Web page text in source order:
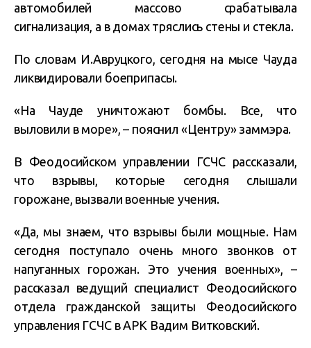
автомобилей массово срабатывала
сигнализация, а в домах тряслись стены и стекла.
По словам И.Авруцкого, сегодня на мысе Чауда
ликвидировали боеприпасы.
«На Чауде уничтожают бомбы. Все, что
выловили в море», – пояснил «Центру» заммэра.
В Феодосийском управлении ГСЧС рассказали,
что взрывы, которые сегодня слышали
горожане, вызвали военные учения.
«Да, мы знаем, что взрывы были мощные. Нам
сегодня поступало очень много звонков от
напуганных горожан. Это учения военных», –
рассказал ведущий специалист Феодосийского
отдела гражданской защиты Феодосийского
управления ГСЧС в АРК Вадим Витковский.